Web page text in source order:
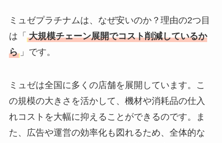
ミュゼプラチナムは、なぜ安いのか？理由の2つ目
は「 大規模チェーン展開でコスト削減しているか
ら 」です。
ミュゼは全国に多くの店舗を展開しています。こ
の規模の大きさを活かして、機材や消耗品の仕入
れコストを大幅に抑えることができるのです。ま
た、広告や運営の効率化も図れるため、全体的な